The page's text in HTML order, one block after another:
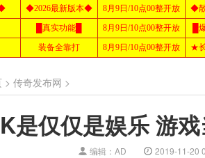
> 传奇发布网 >
是仅仅是娱乐 游
编辑：AD 2019-11-20